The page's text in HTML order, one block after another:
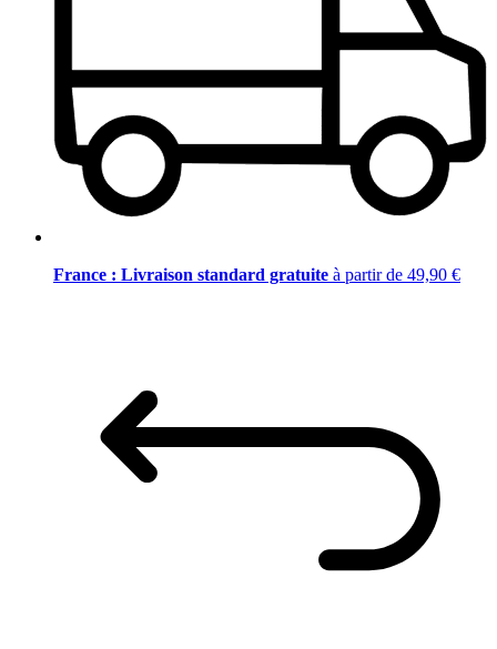
France : Livraison standard gratuite à partir de 49,90 €